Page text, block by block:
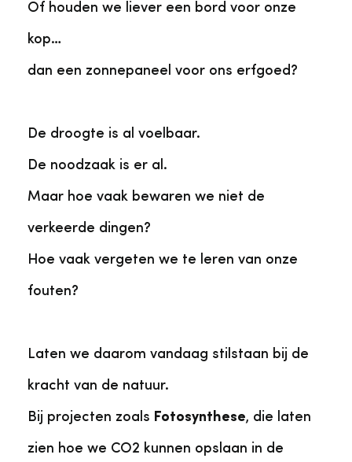
Of houden we liever een bord voor onze
kop…
dan een zonnepaneel voor ons erfgoed?
De droogte is al voelbaar.
De noodzaak is er al.
Maar hoe vaak bewaren we niet de
verkeerde dingen?
Hoe vaak vergeten we te leren van onze
fouten?
Laten we daarom vandaag stilstaan bij de
kracht van de natuur.
Bij projecten zoals Fotosynthese, die laten
zien hoe we CO2 kunnen opslaan in de